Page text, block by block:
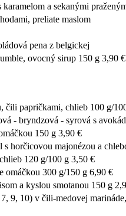
a sekanými
preliate maslom
pena z belgickej
ovocný sirup 150 g 3,90 €
papričkami, chlieb 100 g/
- bryndzová - syrová s
150 g 3,90 €
horčicovou majonézou a
120 g/100 g 3,50 €
300 g/150 g 6,90 €
a kyslou smotanou 150 g
v čili-medovej